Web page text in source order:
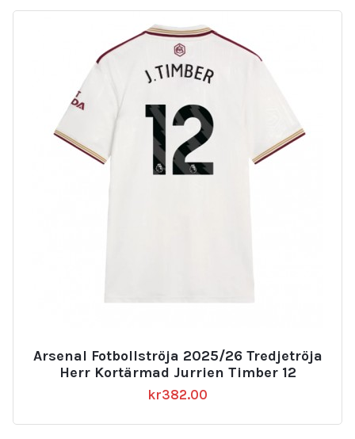
Arsenal Fotbollströja 2025/26 Tredjetröja
Herr Kortärmad Jurrien Timber 12
kr382.00